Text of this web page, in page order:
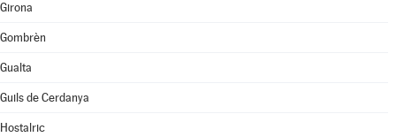
Girona
Gombrèn
Gualta
Guils de Cerdanya
Hostalric